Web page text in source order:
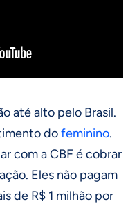
até alto pelo Brasil.
dofeminino.
com a CBF é cobrar
Eles não pagam
de R$ 1 milhão por